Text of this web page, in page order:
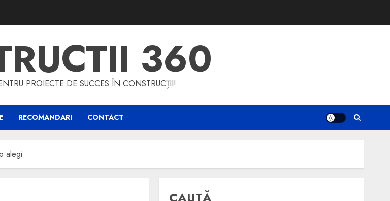
360
PROIECTE DE SUCCES ÎN CONSTRUCȚII!
RECOMANDARI CONTACT
alegi